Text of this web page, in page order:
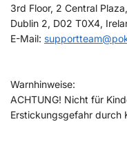
3rd Floor, 2 Central
Dublin 2, D02 T0X4,
E-Mail:
Warnhinweise:
ACHTUNG! Nicht für
Erstickungsgefahr durch